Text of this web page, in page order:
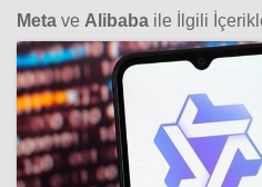
Meta ve Alibaba ile İlgili